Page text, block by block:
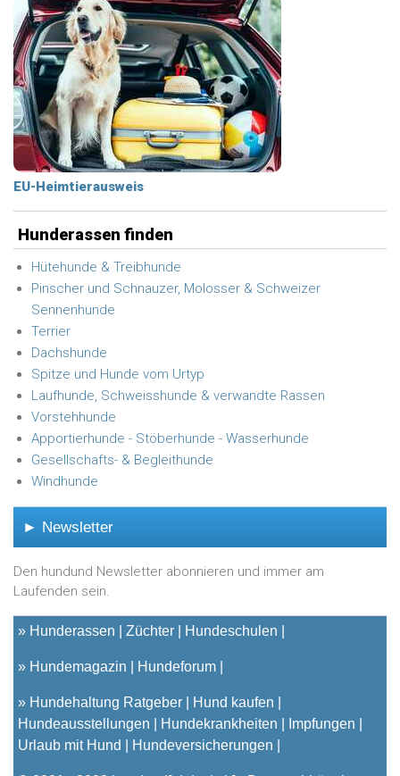
EU-Heimtierausweis
Hunderassen finden
Hütehunde & Treibhunde
Pinscher und Schnauzer, Molosser & Schweizer
Sennenhunde
Terrier
Dachshunde
Spitze und Hunde vom Urtyp
Laufhunde, Schweisshunde & verwandte Rassen
Vorstehhunde
Apportierhunde - Stöberhunde - Wasserhunde
Gesellschafts- & Begleithunde
Windhunde
► Newsletter
Den hundund Newsletter abonnieren und immer am
Laufenden sein.
» Hunderassen Züchter Hundeschulen
» Hundemagazin Hundeforum
» Hundehaltung Ratgeber
Hund kaufen
Hundeausstellungen
Hundekrankheiten
Impfungen
Urlaub mit Hund
Hundeversicherungen